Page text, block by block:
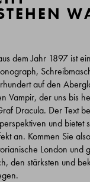
dem Jahr 1897 ist
auf den
Vampir, der uns bis
Dracula. Der Text
und bietet
an. Kommen Sie
London und
den stärksten und